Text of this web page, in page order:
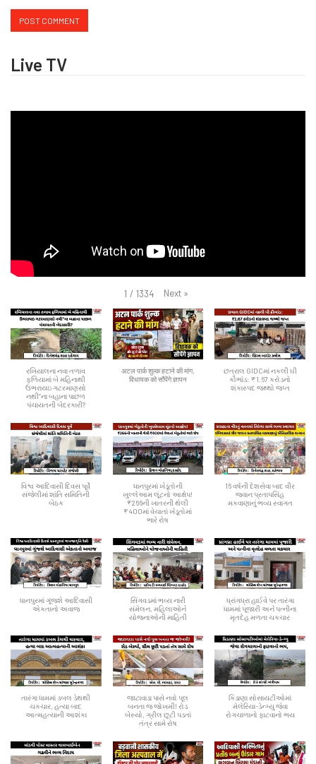
Live TV
1 / 1334 Next »
રખિયાલના નવા તળાવ
ફળિયામાં બે મહિનાથી
ઉભરાયઇ ગટરમાણસો
નથી”ના બહાના પાછળ
પંચાયતની બેદરકારી?
अटल पार्क शुल्क हटाने की मांग,
विधायक को सौंपेंगे ज्ञापन
છત્રાલ GIDCમાં નકલી ઘી
કૌભાંડ: ₹1.67 કરોડનો
શંકાસ્પદ જથ્થો જપ્ત
વિશ્વ આદિવાસી દિવસ પૂર્વે
સંજેલીમાં શાંતિ સમિતિની
બેઠક
ધાનપુરમાં ખેડૂતોની
ખુલ્લેઆમ લૂંટનો આક્ષેપ!
₹266ની ખાતરની થેલી
₹400માં વેચાતાં ખેડૂતોમાં
ભારે રોષ
16 વર્ષની દેશસેવા બાદ વીર
જવાન પ્રતાપસિંહ
મકવાણાનું ભવ્ય સ્વાગત
ધાનપુરમાં ગૂંજશે આદિવાસી
એકતાનો અવાજ
સિંગવડમાં ભવ્ય નારી
સંમેલન, મહિલાઓને
યોજનાઓની માહિતી
ધ્રાંગધ્રા હાઈવે પર તારંગા
ધામમાં પૂજારી અને પત્નીના
મૃતદેહ મળતા ચકચાર
તારંગા ધામમાં ડબલ ડેથથી
ચકચાર, હત્યા બાદ
આત્મહત્યાની આશંકા
જાટાવાડા પાસે નવો પૂલ
બનતા જ જોખમી! રોડ
બેસ્યો, ગ્રીલ છૂટી પડતાં
તંત્ર સામે રોષ
કિડાણા સોસાયટીઓમાં
મેલેરિયા-ડેન્ગ્યુ જેવા
રોગચાળાનો ફાટવાનો ભય